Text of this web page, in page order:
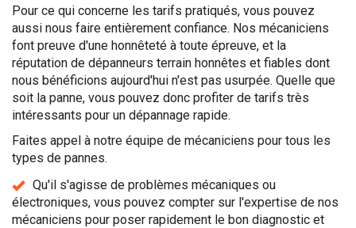
Pour ce qui concerne les tarifs pratiqués, vous pouvez
aussi nous faire entièrement confiance. Nos mécaniciens
font preuve d'une honnêteté à toute épreuve, et la
réputation de dépanneurs terrain honnêtes et fiables dont
nous bénéficions aujourd'hui n'est pas usurpée. Quelle que
soit la panne, vous pouvez donc profiter de tarifs très
intéressants pour un dépannage rapide.
Faites appel à notre équipe de mécaniciens pour tous les
types de pannes.
Qu'il s'agisse de problèmes mécaniques ou
électroniques, vous pouvez compter sur l'expertise de nos
mécaniciens pour poser rapidement le bon diagnostic et